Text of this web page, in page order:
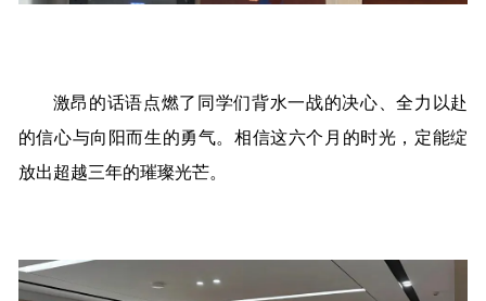
激昂的话语点燃了同学们背水一战的决心、全力以赴
的信心与向阳而生的勇气。相信这六个月的时光，定能绽
放出超越三年的璀璨光芒。